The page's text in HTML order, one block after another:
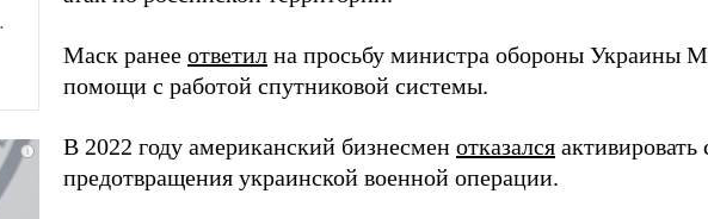
Маск ранее ответил на просьбу министра обороны Украины
помощи с работой спутниковой системы.
В 2022 году американский бизнесмен отказался
предотвращения украинской военной операции.